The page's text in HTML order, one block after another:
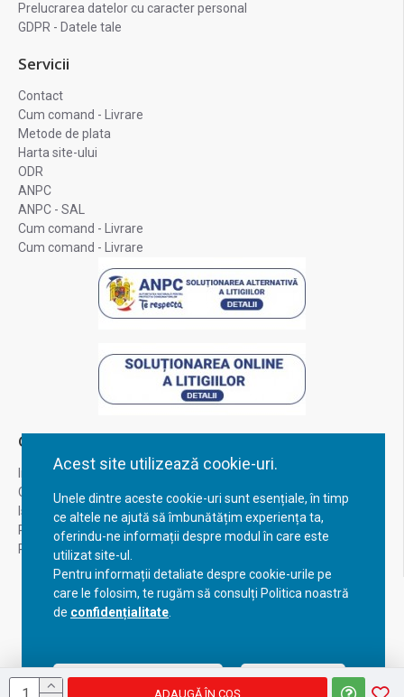
Acest site utilizează cookie-uri.
Unele dintre aceste cookie-uri sunt esențiale, în timp
ce altele ne ajută să îmbunătățim experiența ta,
oferindu-ne informații despre modul în care este
utilizat site-ul.
Pentru informații detaliate despre cookie-urile pe
care le folosim, te rugăm să consulți Politica noastră
de confidențialitate
Acceptă setările curente Configurează
ADAUGĂ ÎN COŞ
Prelucrarea datelor cu caracter personal
GDPR - Datele tale
Servicii
Contact
Cum comand - Livrare
Metode de plata
Harta site-ului
ODR
ANPC
ANPC - SAL
Cum comand - Livrare
Cum comand - Livrare
Contul Meu
Inregistrare
Contul meu
Istoric comenzi
Recuperare parola
Returnare produs